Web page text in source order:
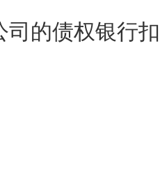
司的债权银行